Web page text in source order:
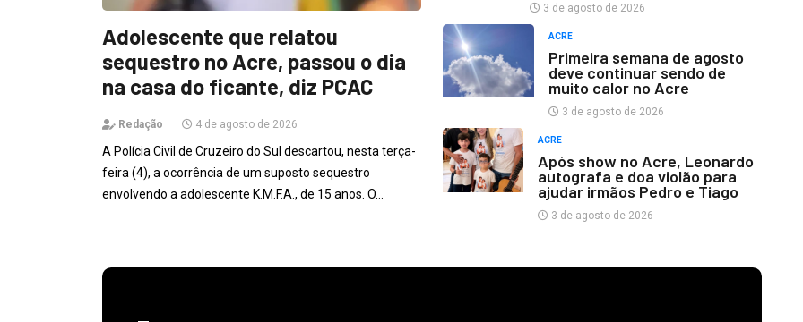
Adolescente que relatou
sequestro no Acre, passou o dia
na casa do ficante, diz PCAC
Redação 4 de agosto de 2026
A Polícia Civil de Cruzeiro do Sul descartou, nesta terça-
feira (4), a ocorrência de um suposto sequestro
envolvendo a adolescente K.M.F.A., de 15 anos. O…
3 de agosto de 2026
ACRE
Primeira semana de agosto
deve continuar sendo de
muito calor no Acre
3 de agosto de 2026
ACRE
Após show no Acre, Leonardo
autografa e doa violão para
ajudar irmãos Pedro e Tiago
3 de agosto de 2026